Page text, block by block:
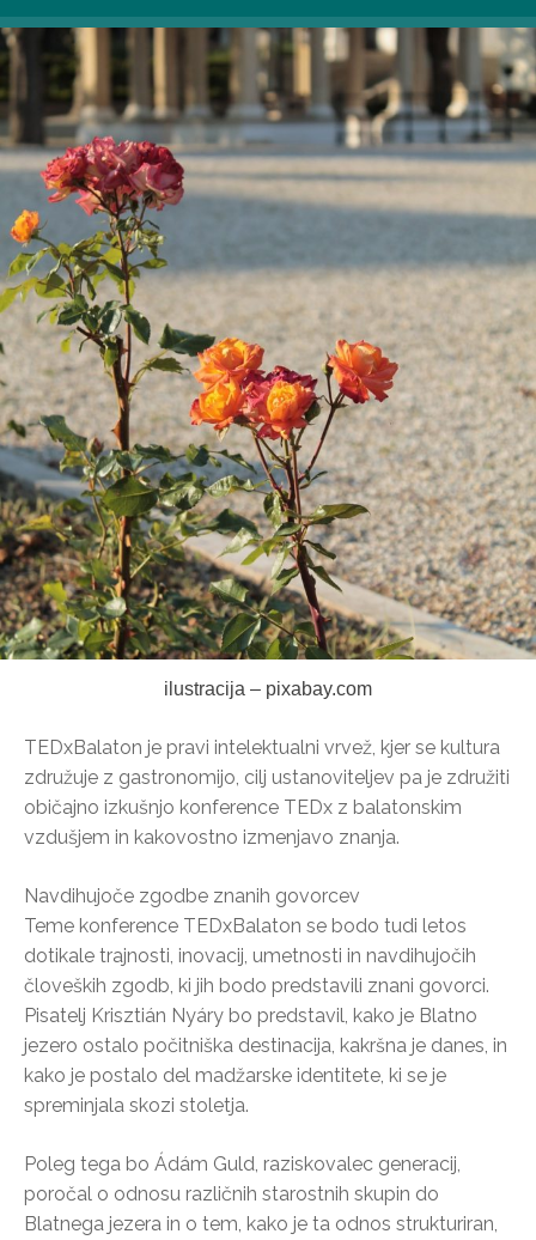
ilustracija – pixabay.com
TEDxBalaton je pravi intelektualni vrvež, kjer se kultura
združuje z gastronomijo, cilj ustanoviteljev pa je združiti
običajno izkušnjo konference TEDx z balatonskim
vzdušjem in kakovostno izmenjavo znanja.
Navdihujoče zgodbe znanih govorcev
Teme konference TEDxBalaton se bodo tudi letos
dotikale trajnosti, inovacij, umetnosti in navdihujočih
človeških zgodb, ki jih bodo predstavili znani govorci.
Pisatelj Krisztián Nyáry bo predstavil, kako je Blatno
jezero ostalo počitniška destinacija, kakršna je danes, in
kako je postalo del madžarske identitete, ki se je
spreminjala skozi stoletja.
Poleg tega bo Ádám Guld, raziskovalec generacij,
poročal o odnosu različnih starostnih skupin do
Blatnega jezera in o tem, kako je ta odnos strukturiran,